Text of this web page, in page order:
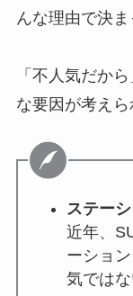
んな理由で決
「不人気だか
な要因が考えら
ステー
近年、
ーショ
気ではな